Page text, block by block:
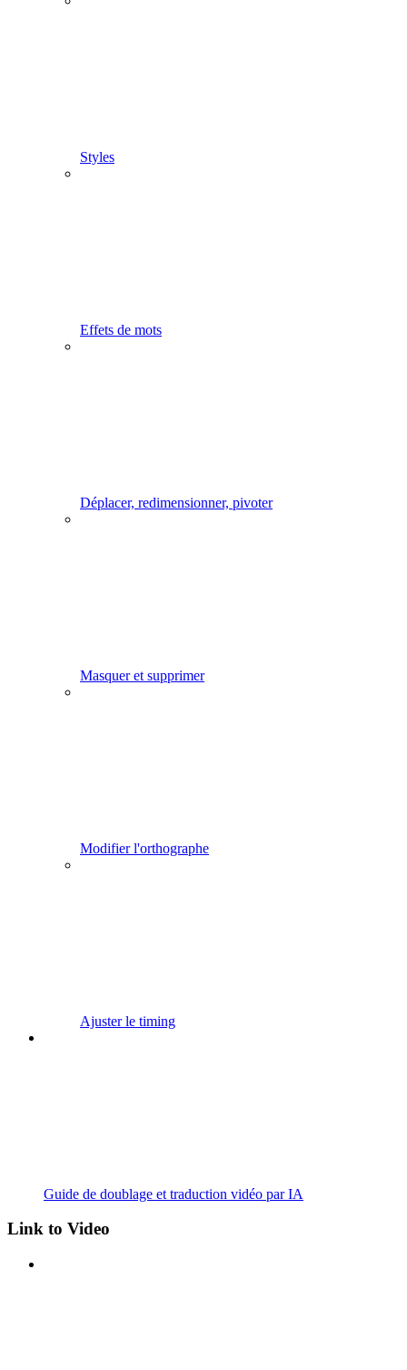
Styles
Effets de mots
Déplacer, redimensionner, pivoter
Masquer et supprimer
Modifier l'orthographe
Ajuster le timing
Guide de doublage et traduction vidéo par IA
Link to Video